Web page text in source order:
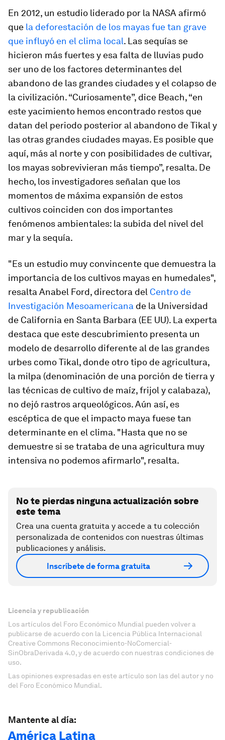
En 2012, un estudio liderado por la NASA afirmó
que la deforestación de los mayas fue tan grave
que influyó en el clima local. Las sequías se
hicieron más fuertes y esa falta de lluvias pudo
ser uno de los factores determinantes del
abandono de las grandes ciudades y el colapso de
la civilización. “Curiosamente”, dice Beach, “en
este yacimiento hemos encontrado restos que
datan del periodo posterior al abandono de Tikal y
las otras grandes ciudades mayas. Es posible que
aquí, más al norte y con posibilidades de cultivar,
los mayas sobrevivieran más tiempo”, resalta. De
hecho, los investigadores señalan que los
momentos de máxima expansión de estos
cultivos coinciden con dos importantes
fenómenos ambientales: la subida del nivel del
mar y la sequía.
"Es un estudio muy convincente que demuestra la
importancia de los cultivos mayas en humedales",
resalta Anabel Ford, directora del Centro de
Investigación Mesoamericana de la Universidad
de California en Santa Barbara (EE UU). La experta
destaca que este descubrimiento presenta un
modelo de desarrollo diferente al de las grandes
urbes como Tikal, donde otro tipo de agricultura,
la milpa (denominación de una porción de tierra y
las técnicas de cultivo de maíz, frijol y calabaza),
no dejó rastros arqueológicos. Aún así, es
escéptica de que el impacto maya fuese tan
determinante en el clima. "Hasta que no se
demuestre si se trataba de una agricultura muy
intensiva no podemos afirmarlo", resalta.
No te pierdas ninguna actualización sobre
este tema
Crea una cuenta gratuita y accede a tu colección
personalizada de contenidos con nuestras últimas
publicaciones y análisis.
Inscríbete de forma gratuita
Licencia y republicación
Los artículos del Foro Económico Mundial pueden volver a
publicarse de acuerdo con la Licencia Pública Internacional
Creative Commons Reconocimiento-NoComercial-
SinObraDerivada 4.0, y de acuerdo con nuestras condiciones de
uso.
Las opiniones expresadas en este artículo son las del autor y no
del Foro Económico Mundial.
Mantente al día:
América Latina